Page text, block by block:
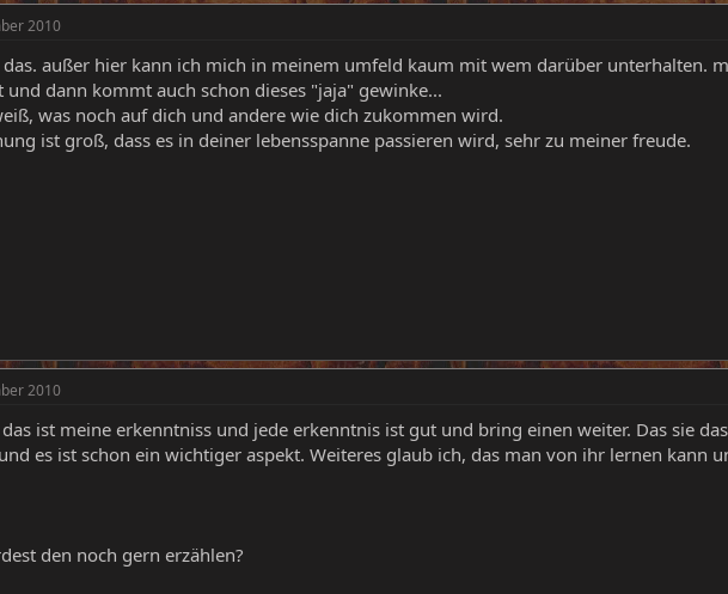
2010
das. außer hier kann ich mich in meinem umfeld kaum mit wem darüber unterhalten.
und dann kommt auch schon dieses "jaja" gewinke...
was noch auf dich und andere wie dich zukommen wird.
ist groß, dass es in deiner lebensspanne passieren wird, sehr zu meiner freude.
2010
ist meine erkenntniss und jede erkenntnis ist gut und bring einen weiter. Das sie
es ist schon ein wichtiger aspekt. Weiteres glaub ich, das man von ihr lernen kann
den noch gern erzählen?